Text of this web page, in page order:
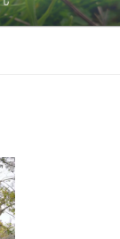
イサービ
どこででも″ 笑顔の花
る児童発達支援・放